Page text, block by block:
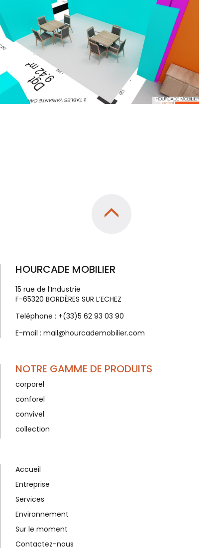
HOURCADE MOBILIER
15 rue de l’Industrie
F-65320 BORDÈRES SUR L’ECHEZ
Teléphone : +(33)5 62 93 03 90
E-mail : mail@hourcademobilier.com
NOTRE GAMME DE PRODUITS
corporel
conforel
convivel
collection
Accueil
Entreprise
Services
Environnement
Sur le moment
Contactez-nous